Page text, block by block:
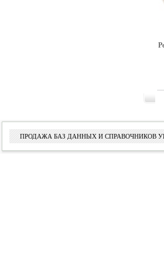
ПРОДАЖА БАЗ ДАННЫХ И СПРАВОЧНИКОВ